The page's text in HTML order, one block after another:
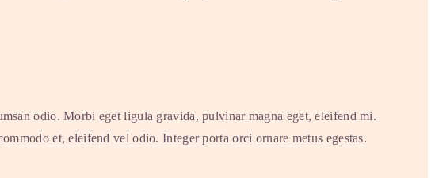
odio. Morbi eget ligula gravida, pulvinar magna eget, eleifend mi.
et, eleifend vel odio. Integer porta orci ornare metus egestas.